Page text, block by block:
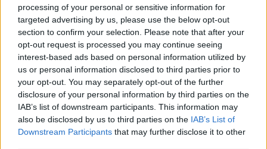
processing of your personal or sensitive information for
targeted advertising by us, please use the below opt-out
section to confirm your selection. Please note that after your
opt-out request is processed you may continue seeing
interest-based ads based on personal information utilized by
us or personal information disclosed to third parties prior to
your opt-out. You may separately opt-out of the further
disclosure of your personal information by third parties on the
IAB’s list of downstream participants. This information may
also be disclosed by us to third parties on the IAB’s List of
Downstream Participants that may further disclose it to other
ADV